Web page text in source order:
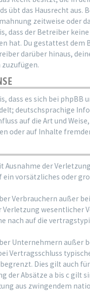
übt das Hausrecht
zeitweise oder
dass der Betreiber
hat. Du gestattest dem
darüber hinaus,
dass es sich bei phpBB
deutschsprachige
auf die Art und
oder auf Inhalte
Ausnahme der
ein vorsätzliches oder
Verbrauchern außer
Verletzung
nach auf die
Unternehmern außer
Vertragsschluss
Dies gilt auch
der Absätze a bis c gilt
aus zwingendem